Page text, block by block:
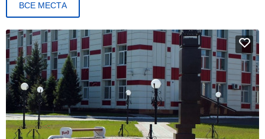
ВСЕ МЕСТА